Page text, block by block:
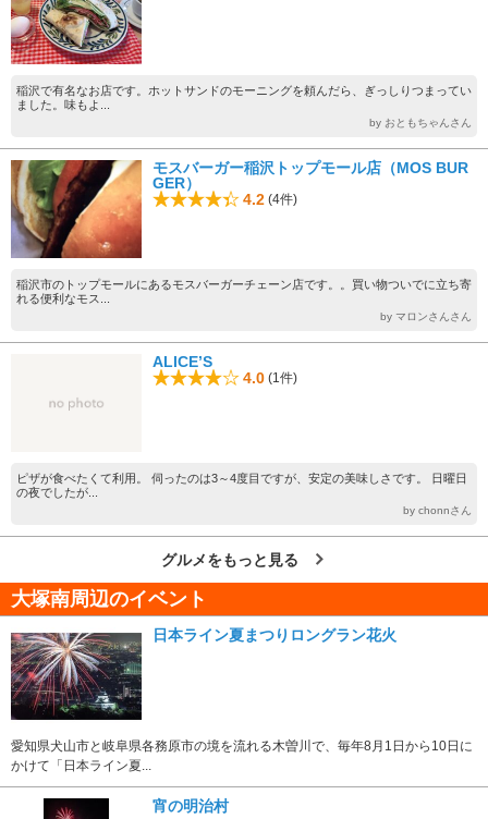
稲沢で有名なお店です。ホットサンドのモーニングを頼んだら、ぎっしりつまってい
ました。味もよ...
by おともちゃんさん
モスバーガー稲沢トップモール店（MOS BUR
GER）
4.2 (4件)
稲沢市のトップモールにあるモスバーガーチェーン店です。。買い物ついでに立ち寄
れる便利なモス...
by マロンさんさん
ALICE’S
4.0 (1件)
ピザが食べたくて利用。 伺ったのは3～4度目ですが、安定の美味しさです。 日曜日
の夜でしたが...
by chonnさん
グルメをもっと見る
大塚南周辺のイベント
日本ライン夏まつりロングラン花火
愛知県犬山市と岐阜県各務原市の境を流れる木曽川で、毎年8月1日から10日に
かけて「日本ライン夏...
宵の明治村